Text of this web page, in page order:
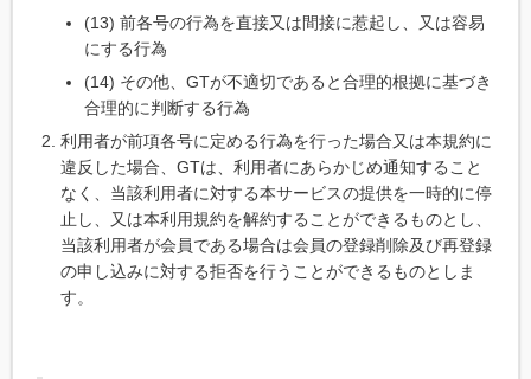
(13) 前各号の行為を直接又は間接に惹起し、又は容易
にする行為
(14) その他、GTが不適切であると合理的根拠に基づき
合理的に判断する行為
利用者が前項各号に定める行為を行った場合又は本規約に
違反した場合、GTは、利用者にあらかじめ通知すること
なく、当該利用者に対する本サービスの提供を一時的に停
止し、又は本利用規約を解約することができるものとし、
当該利用者が会員である場合は会員の登録削除及び再登録
の申し込みに対する拒否を行うことができるものとしま
す。